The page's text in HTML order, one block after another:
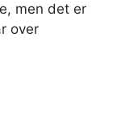
men det er
over